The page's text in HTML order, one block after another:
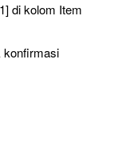
di kolom Item
konfirmasi